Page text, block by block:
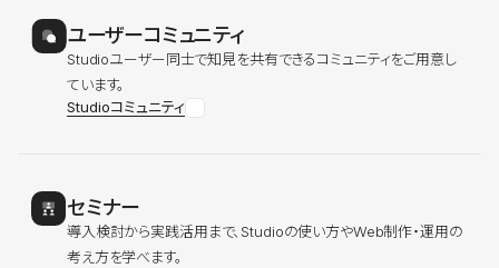
ユーザーコミュニティ
Studioユーザー同士で知見を共有できるコミュニティをご用意し
ています。
Studioコミュニティ
セミナー
導入検討から実践活用まで、Studioの使い方やWeb制作・運用の
考え方を学べます。